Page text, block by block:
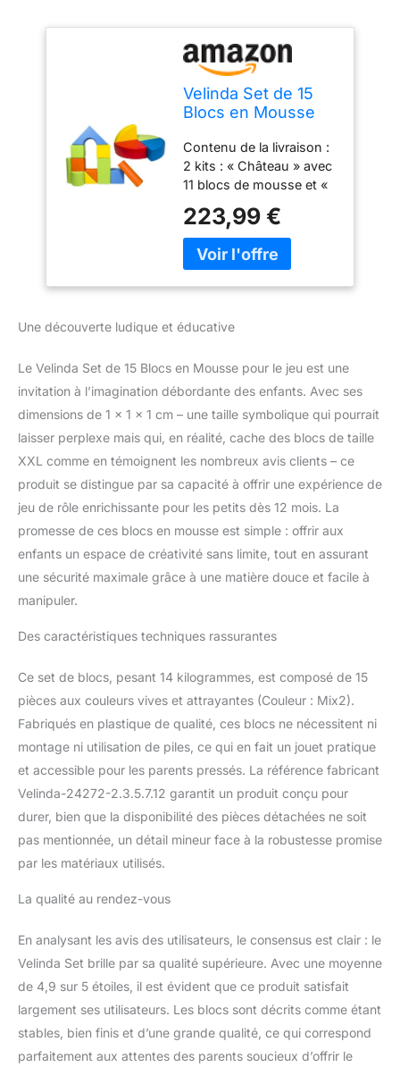
Velinda Set de 15
Blocs en Mousse
creches, écoles
maternelles
(Couleur: mix2)
Contenu de la livraison :
2 kits : « Château » avec
11 blocs de mousse et «
grands blocs de
construction sont
parfaits pour les crèches,
que les salles de
Tous les éléments sont
doux et sûrs, ce qui
permet aux enfants de
créer leurs propres
structures imaginatives
sans risque de blessure.
Les blocs de
construction stimulent le
développent l'intérêt
pour le sport et peuvent
gymnastique. Après
même être transformés
en coin salon. Les
grands blocs de
construction colorés
garantissent un jeu sûr
et joyeux. Le noyau des
blocs de construction
est en mousse PUR
stable et hygiénique de
haute résistance à la
223,99 €
Une découverte ludique et éducative
Le Velinda Set de 15 Blocs en Mousse pour le jeu est une
invitation à l’imagination débordante des enfants. Avec ses
dimensions de 1 x 1 x 1 cm – une taille symbolique qui pourrait
laisser perplexe mais qui, en réalité, cache des blocs de taille
XXL comme en témoignent les nombreux avis clients – ce
produit se distingue par sa capacité à offrir une expérience de
jeu de rôle enrichissante pour les petits dès 12 mois. La
promesse de ces blocs en mousse est simple : offrir aux
enfants un espace de créativité sans limite, tout en assurant
une sécurité maximale grâce à une matière douce et facile à
manipuler.
Des caractéristiques techniques rassurantes
Ce set de blocs, pesant 14 kilogrammes, est composé de 15
pièces aux couleurs vives et attrayantes (Couleur : Mix2).
Fabriqués en plastique de qualité, ces blocs ne nécessitent ni
montage ni utilisation de piles, ce qui en fait un jouet pratique
et accessible pour les parents pressés. La référence fabricant
Velinda-24272-2.3.5.7.12 garantit un produit conçu pour
durer, bien que la disponibilité des pièces détachées ne soit
pas mentionnée, un détail mineur face à la robustesse promise
par les matériaux utilisés.
La qualité au rendez-vous
En analysant les avis des utilisateurs, le consensus est clair : le
Velinda Set brille par sa qualité supérieure. Avec une moyenne
de 4,9 sur 5 étoiles, il est évident que ce produit satisfait
largement ses utilisateurs. Les blocs sont décrits comme étant
stables, bien finis et d’une grande qualité, ce qui correspond
parfaitement aux attentes des parents soucieux d’offrir le